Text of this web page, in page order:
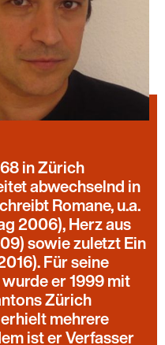
in Zürich
abwechselnd in
Romane, u.a.
2006), Herz aus
sowie zuletzt Ein
Für seine
er 1999 mit
Zürich
mehrere
ist er Verfasser